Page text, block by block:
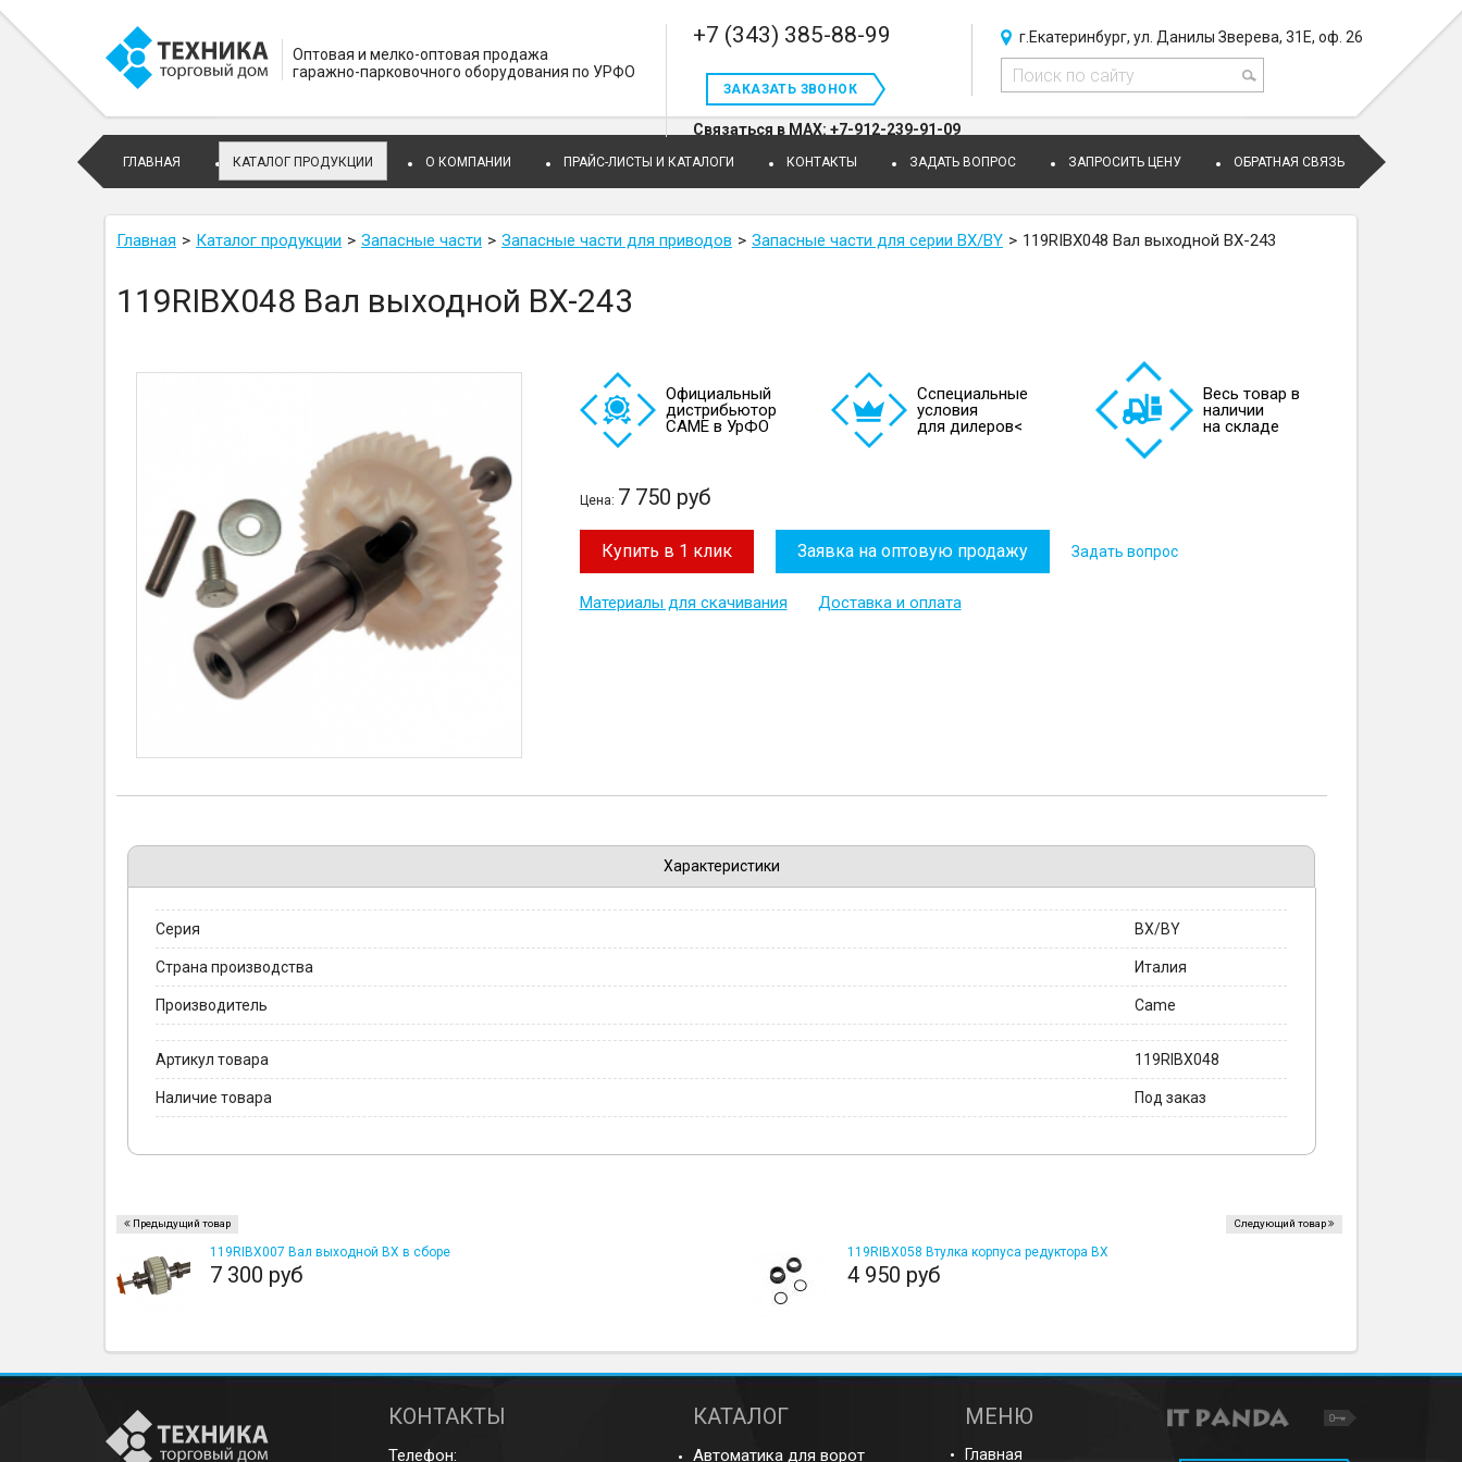
Оптовая и мелко-оптовая продажа
гаражно-парковочного оборудования по УРФО
+7 (343) 385-88-99
ЗАКАЗАТЬ ЗВОНОК
Связаться в MAX: +7-912-239-91-09
г.Екатеринбург, ул. Данилы Зверева, 31Е, оф. 26
ГЛАВНАЯ КАТАЛОГ ПРОДУКЦИИ О КОМПАНИИ ПРАЙС-ЛИСТЫ И КАТАЛОГИ КОНТАКТЫ ЗАДАТЬ ВОПРОС ЗАПРОСИТЬ ЦЕНУ ОБРАТНАЯ СВЯЗЬ
Главная Каталог продукции Запасные части Запасные части для приводов Запасные части для серии BX/BY 119RIBX048 Вал выходной BX-243
119RIBX048 Вал выходной BX-243
Официальный
дистрибьютор
САМЕ в УрФО
Cспециальные
условия
для дилеров<
Весь товар в
наличии
на складе
Цена: 7 750 руб
Купить в 1 клик Заявка на оптовую продажу Задать вопрос
Материалы для скачивания Доставка и оплата
Характеристики
Серия BX/BY
Страна производства Италия
Производитель Came
Артикул товара 119RIBX048
Наличие товара Под заказ
Следующий товар
119RIBX058 Втулка корпуса редуктора BX
4 950 руб
Предыдущий товар
119RIBX007 Вал выходной BX в сборе
7 300 руб
КОНТАКТЫ
Телефон:
КАТАЛОГ
Автоматика для ворот
МЕНЮ
Главная